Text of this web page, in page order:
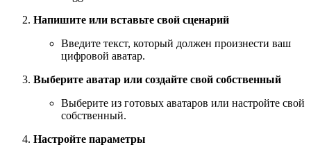
Напишите или вставьте свой сценарий
Введите текст, который должен произнести ваш
цифровой аватар.
Выберите аватар или создайте свой собственный
Выберите из готовых аватаров или настройте свой
собственный.
Настройте параметры